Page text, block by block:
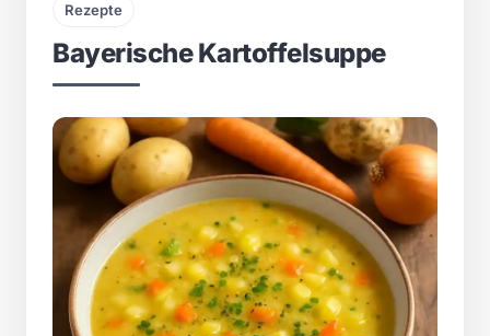
Rezepte
Bayerische Kartoffelsuppe